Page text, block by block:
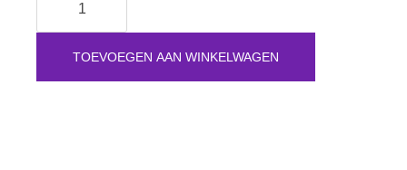
Lotion
Thermo
Lotion
TOEVOEGEN AAN WINKELWAGEN